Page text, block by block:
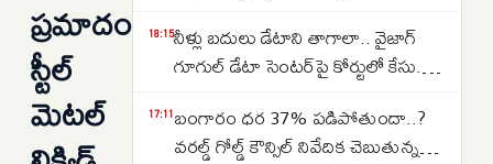
ప్రమాదం..
స్టీల్‌
మెటల్‌
18:15నీళ్లు బదులు డేటాని తాగాలా.. వైజాగ్
గూగుల్ డేటా సెంటర్‌పై కోర్టులో కేసు..
17:11బంగారం ధర 37% పడిపోతుందా..?
వరల్డ్ గోల్డ్ కౌన్సిల్ నివేదిక చెబుతున్న